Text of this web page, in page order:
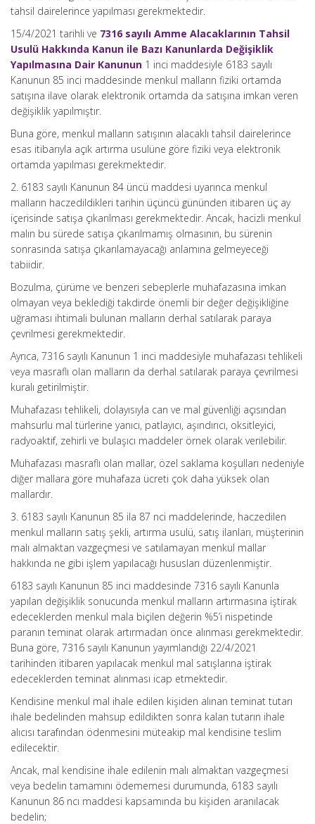
tahsil dairelerince yapılması gerekmektedir.
15/4/2021 tarihli ve 7316 sayılı Amme Alacaklarının Tahsil
Usulü Hakkında Kanun ile Bazı Kanunlarda Değişiklik
Yapılmasına Dair Kanunun 1 inci maddesiyle 6183 sayılı
Kanunun 85 inci maddesinde menkul malların fiziki ortamda
satışına ilave olarak elektronik ortamda da satışına imkan veren
değişiklik yapılmıştır.
Buna göre, menkul malların satışının alacaklı tahsil dairelerince
esas itibarıyla açık artırma usulüne göre fiziki veya elektronik
ortamda yapılması gerekmektedir.
2. 6183 sayılı Kanunun 84 üncü maddesi uyarınca menkul
malların haczedildikleri tarihin üçüncü gününden itibaren üç ay
içerisinde satışa çıkarılması gerekmektedir. Ancak, hacizli menkul
malın bu sürede satışa çıkarılmamış olmasının, bu sürenin
sonrasında satışa çıkarılamayacağı anlamına gelmeyeceği
tabiidir.
Bozulma, çürüme ve benzeri sebeplerle muhafazasına imkan
olmayan veya beklediği takdirde önemli bir değer değişikliğine
uğraması ihtimali bulunan malların derhal satılarak paraya
çevrilmesi gerekmektedir.
Ayrıca, 7316 sayılı Kanunun 1 inci maddesiyle muhafazası tehlikeli
veya masraflı olan malların da derhal satılarak paraya çevrilmesi
kuralı getirilmiştir.
Muhafazası tehlikeli, dolayısıyla can ve mal güvenliği açısından
mahsurlu mal türlerine yanıcı, patlayıcı, aşındırıcı, oksitleyici,
radyoaktif, zehirli ve bulaşıcı maddeler örnek olarak verilebilir.
Muhafazası masraflı olan mallar, özel saklama koşulları nedeniyle
diğer mallara göre muhafaza ücreti çok daha yüksek olan
mallardır.
3. 6183 sayılı Kanunun 85 ila 87 nci maddelerinde, haczedilen
menkul malların satış şekli, artırma usulü, satış ilanları, müşterinin
malı almaktan vazgeçmesi ve satılamayan menkul mallar
hakkında ne gibi işlem yapılacağı hususları düzenlenmiştir.
6183 sayılı Kanunun 85 inci maddesinde 7316 sayılı Kanunla
yapılan değişiklik sonucunda menkul malların artırmasına iştirak
edeceklerden menkul mala biçilen değerin %5’i nispetinde
paranın teminat olarak artırmadan önce alınması gerekmektedir.
Buna göre, 7316 sayılı Kanunun yayımlandığı 22/4/2021
tarihinden itibaren yapılacak menkul mal satışlarına iştirak
edeceklerden teminat alınması icap etmektedir.
Kendisine menkul mal ihale edilen kişiden alınan teminat tutarı
ihale bedelinden mahsup edildikten sonra kalan tutarın ihale
alıcısı tarafından ödenmesini müteakip mal kendisine teslim
edilecektir.
Ancak, mal kendisine ihale edilenin malı almaktan vazgeçmesi
veya bedelin tamamını ödememesi durumunda, 6183 sayılı
Kanunun 86 ncı maddesi kapsamında bu kişiden aranılacak
bedelin;